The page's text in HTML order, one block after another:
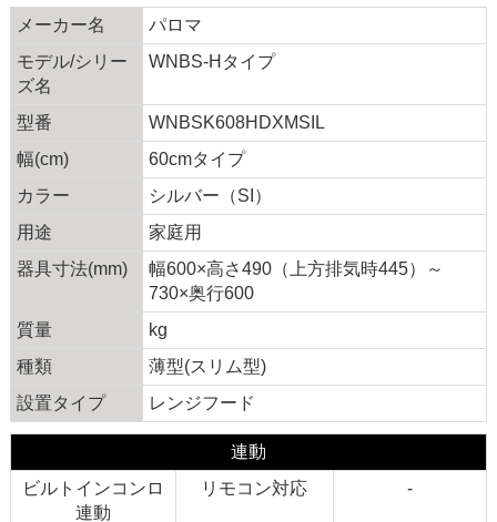
メーカー名
パロマ
モデル/シリー
ズ名
WNBS-Hタイプ
型番
WNBSK608HDXMSIL
幅(cm)
60cmタイプ
カラー
シルバー（SI）
用途
家庭用
器具寸法(mm)
幅600×高さ490（上方排気時445）～
730×奥行600
質量
kg
種類
薄型(スリム型)
設置タイプ
レンジフード
連動
ビルトインコンロ
連動
リモコン対応 -